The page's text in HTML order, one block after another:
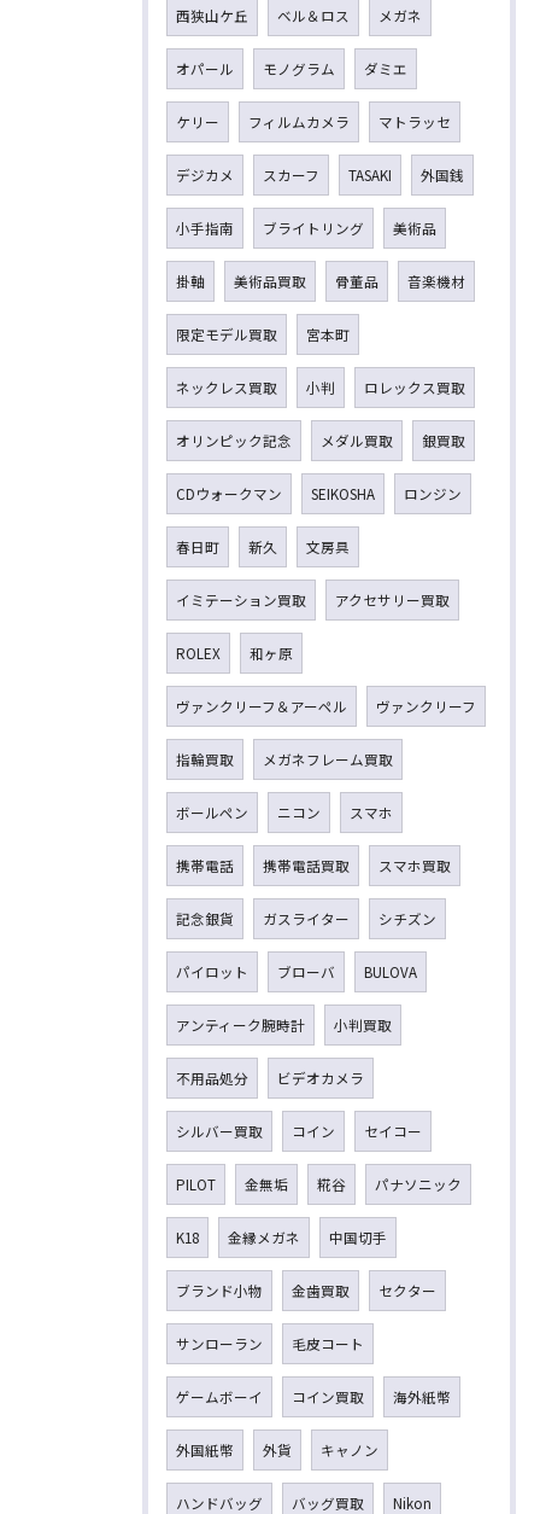
西狭山ケ丘 ベル＆ロス メガネ
オパール モノグラム ダミエ
ケリー フィルムカメラ マトラッセ
デジカメ スカーフ TASAKI 外国銭
小手指南 ブライトリング 美術品
掛軸 美術品買取 骨董品 音楽機材
限定モデル買取 宮本町
ネックレス買取 小判 ロレックス買取
オリンピック記念 メダル買取 銀買取
CDウォークマン SEIKOSHA ロンジン
春日町 新久 文房具
イミテーション買取 アクセサリー買取
ROLEX 和ヶ原
ヴァンクリーフ＆アーペル ヴァンクリーフ
指輪買取 メガネフレーム買取
ボールペン ニコン スマホ
携帯電話 携帯電話買取 スマホ買取
記念銀貨 ガスライター シチズン
パイロット ブローバ BULOVA
アンティーク腕時計 小判買取
不用品処分 ビデオカメラ
シルバー買取 コイン セイコー
PILOT 金無垢 糀谷 パナソニック
K18 金縁メガネ 中国切手
ブランド小物 金歯買取 セクター
サンローラン 毛皮コート
ゲームボーイ コイン買取 海外紙幣
外国紙幣 外貨 キャノン
ハンドバッグ バッグ買取 Nikon